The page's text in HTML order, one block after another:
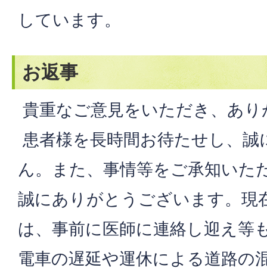
しています。
お返事
貴重なご意見をいただき、あ
患者様を長時間お待たせし、
ん。また、事情等をご承知いた
誠にありがとうございます。現
は、事前に医師に連絡し迎え等
電車の遅延や運休による道路の